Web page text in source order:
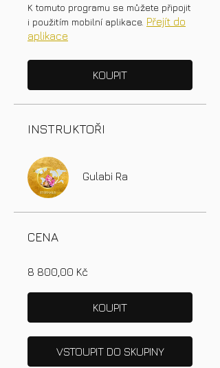
K tomuto programu se můžete připojit
i použitím mobilní aplikace. Přejít do
aplikace
KOUPIT
INSTRUKTOŘI
Gulabi Ra
CENA
8 800,00 Kč
KOUPIT
VSTOUPIT DO SKUPINY